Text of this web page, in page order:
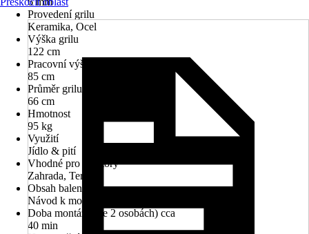
Provedení grilu
Keramika, Ocel
Výška grilu
122 cm
Pracovní výška
85 cm
Průměr grilu
66 cm
Hmotnost
95 kg
Využití
Jídlo & pití
Vhodné pro prostory
Zahrada, Terasa
Obsah balení
Návod k montáži
Doba montáže (ve 2 osobách) cca
40 min